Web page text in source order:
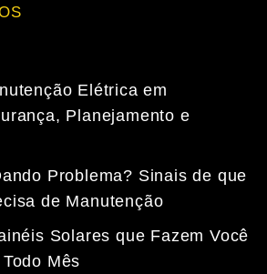
Elétrica em
Planejamento e
Problema? Sinais de que
de Manutenção
Solares que Fazem Você
Mês